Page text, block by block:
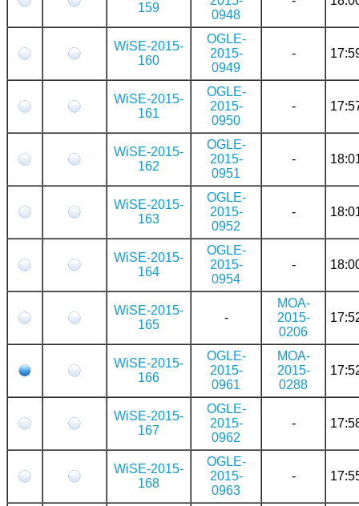
159
0948
WiSE-2015-
160
OGLE-
2015-
0949
-
WiSE-2015-
161
OGLE-
2015-
0950
-
WiSE-2015-
162
OGLE-
2015-
0951
-
WiSE-2015-
163
OGLE-
2015-
0952
-
WiSE-2015-
164
OGLE-
2015-
0954
-
WiSE-2015-
165
-
MOA-
2015-
0206
WiSE-2015-
166
OGLE-
2015-
0961
MOA-
2015-
0288
WiSE-2015-
167
OGLE-
2015-
0962
-
WiSE-2015-
168
OGLE-
2015-
0963
-